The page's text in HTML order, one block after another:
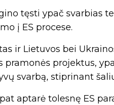
tęsti ypač svarbias
į ES procese.
ir Lietuvos bei
pramonės projektus,
svarbą, stiprinant
aptarė tolesnę ES